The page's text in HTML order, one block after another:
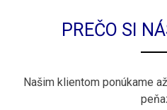
PREČO SI
Našim klientom ponúkame